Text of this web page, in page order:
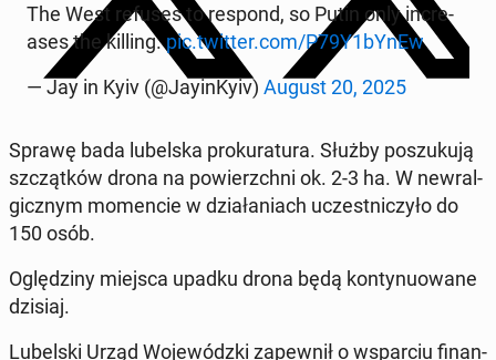
The West refuses to respond, so Putin only in­cre­
ases the killing.pic.twitter.com/P79Y1bYnEw
— Jay in Kyiv (@Jay­in­Ky­iv) August 20, 2025
Sprawę bada lu­bel­ska pro­ku­ra­tu­ra. Służby po­szu­ku­ją
szcząt­ków drona na po­wierzch­ni ok. 2-3 ha. W new­ral­
gicz­nym mo­men­cie w dzia­ła­niach uczest­ni­czy­ło do
150 osób.
Oglę­dzi­ny miejsca upadku drona będą kon­ty­nu­owa­ne
dzisiaj.
Lu­bel­ski Urząd Wo­je­wódz­ki za­pew­nił o wspar­ciu fi­nan­